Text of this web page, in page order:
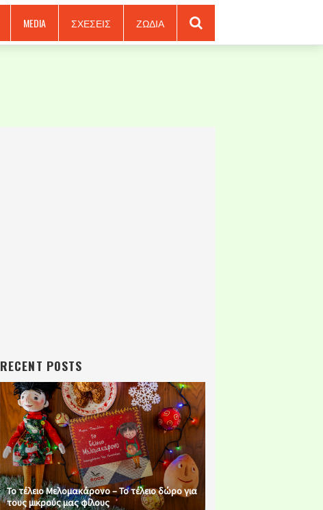
MEDIA ΣΧΕΣΕΙΣ ΖΩΔΙΑ
RECENT POSTS
Το τέλειο Μελομακάρονο – Το τέλειο δώρο για
τους μικρούς μας φίλους